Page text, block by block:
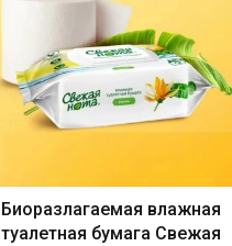
Биоразлагаемая влажная
туалетная бумага Свежая